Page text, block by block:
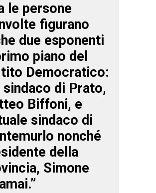
le persone
figurano
due esponenti
piano del
Democratico:
sindaco di Prato,
Biffoni, e
sindaco di
nonché
della
Simone